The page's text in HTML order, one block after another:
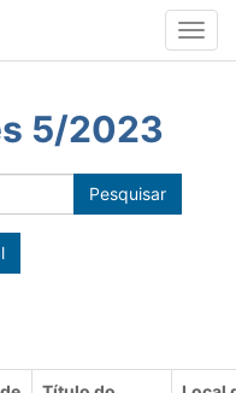
5/2023
Pesquisar